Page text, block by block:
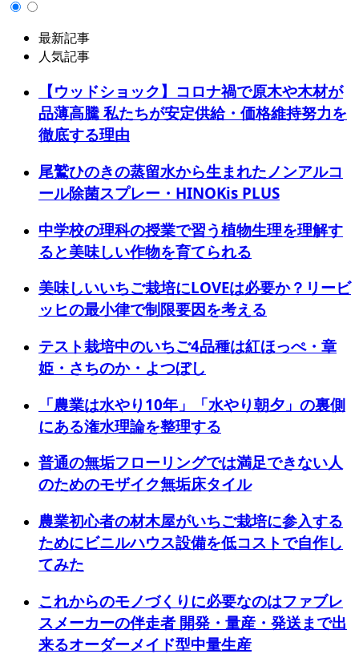
最新記事
人気記事
【ウッドショック】コロナ禍で原木や木材が
品薄高騰 私たちが安定供給・価格維持努力を
徹底する理由
尾鷲ひのきの蒸留水から生まれたノンアルコ
ール除菌スプレー・HINOKis PLUS
中学校の理科の授業で習う植物生理を理解す
ると美味しい作物を育てられる
美味しいいちご栽培にLOVEは必要か？リービ
ッヒの最小律で制限要因を考える
テスト栽培中のいちご4品種は紅ほっぺ・章
姫・さちのか・よつぼし
「農業は水やり10年」「水やり朝夕」の裏側
にある潅水理論を整理する
普通の無垢フローリングでは満足できない人
のためのモザイク無垢床タイル
農業初心者の材木屋がいちご栽培に参入する
ためにビニルハウス設備を低コストで自作し
てみた
これからのモノづくりに必要なのはファブレ
スメーカーの伴走者 開発・量産・発送まで出
来るオーダーメイド型中量生産